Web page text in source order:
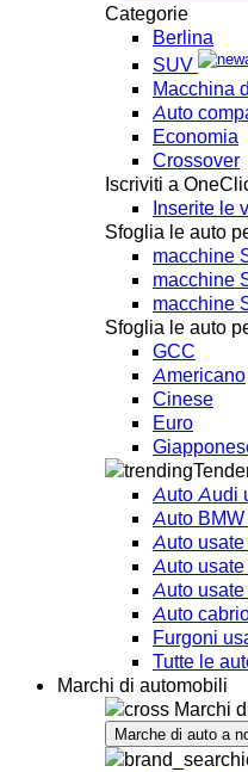
Categorie
Berlina
SUV
Macchina
Auto
Economia
Crossover
Iscriviti a
Inserite le
Sfoglia le auto
macchine
macchine
macchine
Sfoglia le auto
GCC
Americano
Cinese
Euro
Auto Audi
Auto
Auto
Auto
Auto
Auto
Furgoni
Tutte le
Marchi di automobili
Marchi
Marche di auto a